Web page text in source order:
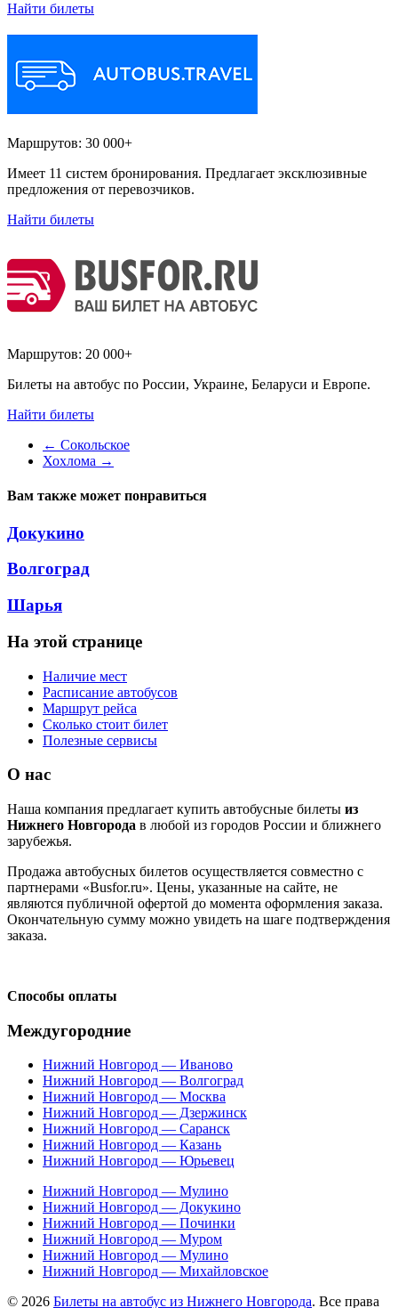
Найти билеты
Маршрутов: 30 000+
Имеет 11 систем бронирования. Предлагает эксклюзивные
предложения от перевозчиков.
Найти билеты
Маршрутов: 20 000+
Билеты на автобус по России, Украине, Беларуси и Европе.
Найти билеты
← Сокольское
Хохлома →
Вам также может понравиться
Докукино
Волгоград
Шарья
На этой странице
Наличие мест
Расписание автобусов
Маршрут рейса
Сколько стоит билет
Полезные сервисы
О нас
Наша компания предлагает купить автобусные билеты из
Нижнего Новгорода в любой из городов России и ближнего
зарубежья.
Продажа автобусных билетов осуществляется совместно с
партнерами «Busfor.ru». Цены, указанные на сайте, не
являются публичной офертой до момента оформления заказа.
Окончательную сумму можно увидеть на шаге подтверждения
заказа.
Способы оплаты
Междугородние
Нижний Новгород — Иваново
Нижний Новгород — Волгоград
Нижний Новгород — Москва
Нижний Новгород — Дзержинск
Нижний Новгород — Саранск
Нижний Новгород — Казань
Нижний Новгород — Юрьевец
Нижний Новгород — Мулино
Нижний Новгород — Докукино
Нижний Новгород — Починки
Нижний Новгород — Муром
Нижний Новгород — Мулино
Нижний Новгород — Михайловское
© 2026 Билеты на автобус из Нижнего Новгорода. Все права